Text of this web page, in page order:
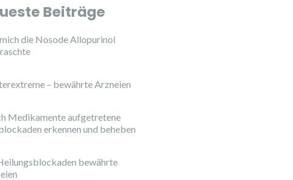
Beiträge
die Nosode Allopurinol
– bewährte Arzneien
Medikamente aufgetretene
erkennen und beheben
bewährte